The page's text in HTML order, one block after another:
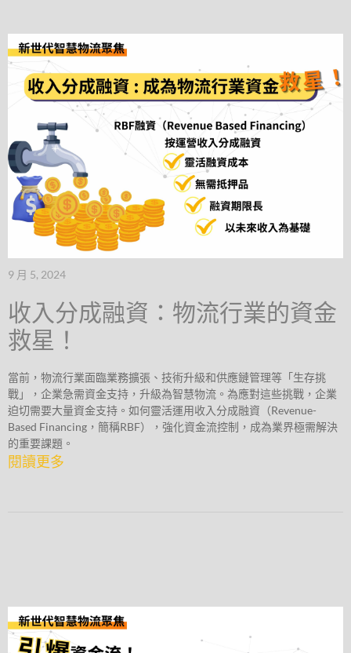
9 月 5, 2024
收入分成融資：物流行業的資金
救星！
當前，物流行業面臨業務擴張、技術升級和供應鏈管理等「生存挑
戰」，企業急需資金支持，升級為智慧物流。為應對這些挑戰，企業
迫切需要大量資金支持。如何靈活運用收入分成融資（Revenue-
Based Financing，簡稱RBF），強化資金流控制，成為業界極需解決
的重要課題。
閱讀更多